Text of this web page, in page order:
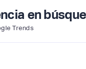
en
Trends